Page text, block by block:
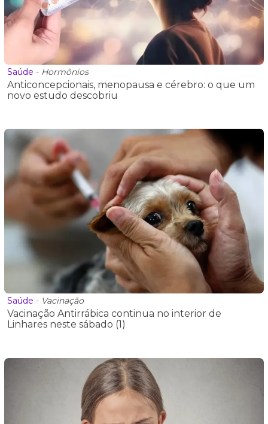
Saúde - Hormônios
Anticoncepcionais, menopausa e cérebro: o que um
novo estudo descobriu
Saúde - Vacinação
Vacinação Antirrábica continua no interior de
Linhares neste sábado (1)